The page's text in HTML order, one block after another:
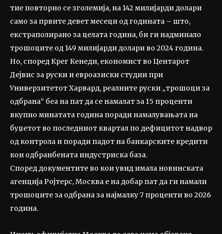
тие повторно се зголемија, на 142 милијарди долари
само за првите девет месеци од годината – што,
екстраполирано за целата година, би ги надминало
трошоците од 149 милијарди долари во 2024 година.
Но, според Крег Кенеди, економист во Центарот
Дејвис за руски и евроазиски студии при
Универзитетот Харвард, реалните руски „трошоци за
одбрана“ беа на пат да се намалат за 15 проценти
вкупно минатата година поради намалувањата на
буџетот во последниот квартал по дефицитот надвор
од контрола и поради падот на банкарските кредити
кон одбранбената индустриска база.
Според документите во кои увид имала новинската
агенција Ројтерс, Москва е на добар пат да ги намали
трошоците за одбрана за најмалку 7 проценти во 2026
година.